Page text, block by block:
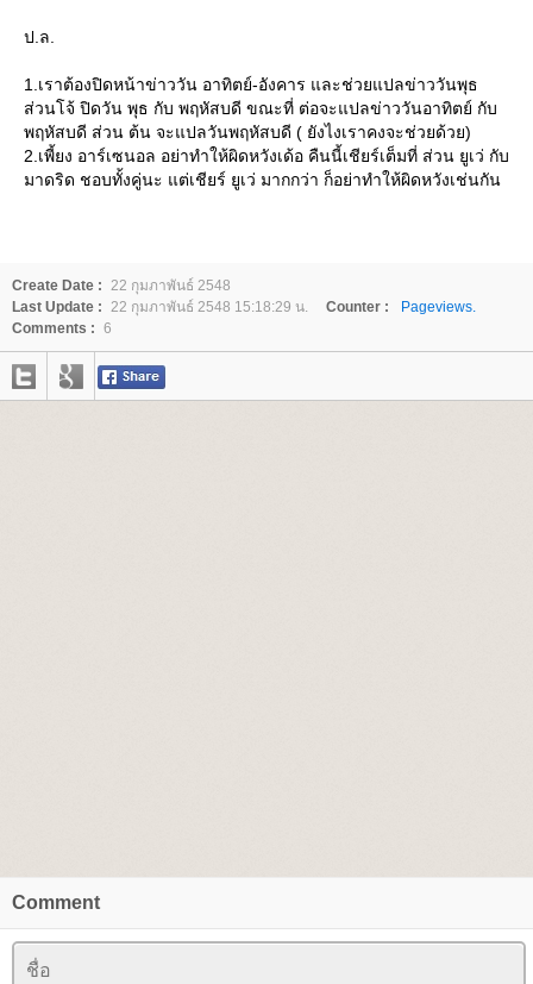
ป.ล.
1.เราต้องปิดหน้าข่าววัน อาทิตย์-อังคาร และช่วยแปลข่าววันพุธ
ส่วนโจ้ ปิดวัน พุธ กับ พฤหัสบดี ขณะที่ ต่อจะแปลข่าววันอาทิตย์ กับ
พฤหัสบดี ส่วน ต้น จะแปลวันพฤหัสบดี ( ยังไงเราคงจะช่วยด้วย)
2.เพี้ยง อาร์เซนอล อย่าทำให้ผิดหวังเด้อ คืนนี้เชียร์เต็มที่ ส่วน ยูเว่ กับ
มาดริด ชอบทั้งคู่นะ แต่เชียร์ ยูเว่ มากกว่า ก็อย่าทำให้ผิดหวังเช่นกัน
Create Date : 22 กุมภาพันธ์ 2548
Last Update : 22 กุมภาพันธ์ 2548 15:18:29 น. Counter :
Pageviews.
Comments : 6
Comment